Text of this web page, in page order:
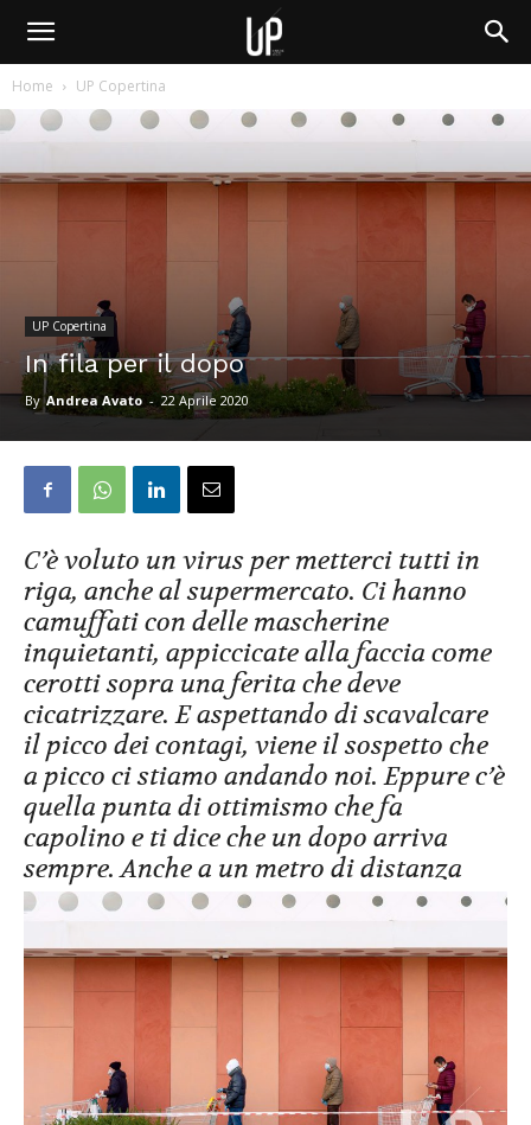
Home UP Copertina
UP Copertina
In fila per il dopo
By Andrea Avato - 22 Aprile 2020
C’è voluto un virus per metterci tutti in
riga, anche al supermercato. Ci hanno
camuffati con delle mascherine
inquietanti, appiccicate alla faccia come
cerotti sopra una ferita che deve
cicatrizzare. E aspettando di scavalcare
il picco dei contagi, viene il sospetto che
a picco ci stiamo andando noi. Eppure c’è
quella punta di ottimismo che fa
capolino e ti dice che un dopo arriva
sempre. Anche a un metro di distanza